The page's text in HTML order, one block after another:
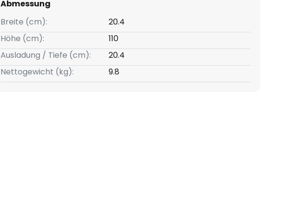
Abmessung
Breite (cm):
20.4
Höhe (cm):
110
Ausladung / Tiefe (cm):
20.4
Nettogewicht (kg):
9.8